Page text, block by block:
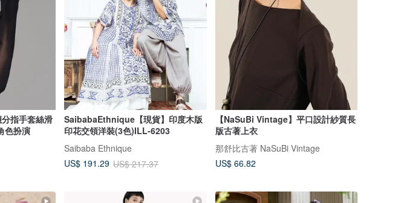
指手套絲滑
色扮演
SaibabaEthnique【現貨】印度木版
印花交領洋裝(3色)ILL-6203
Saibaba Ethnique
US$ 191.29 US$ 217.37
【NaSuBi Vintage】平口設計紗質長
版古著上衣
那舒比古著 NaSuBi Vintage
US$ 66.82